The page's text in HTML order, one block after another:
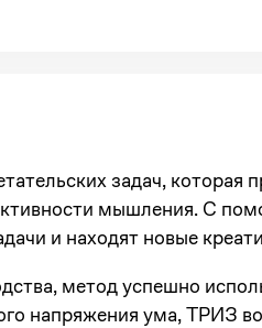
задач, которая
мышления. С
и находят новые
метод успешно
напряжения ума, ТРИЗ